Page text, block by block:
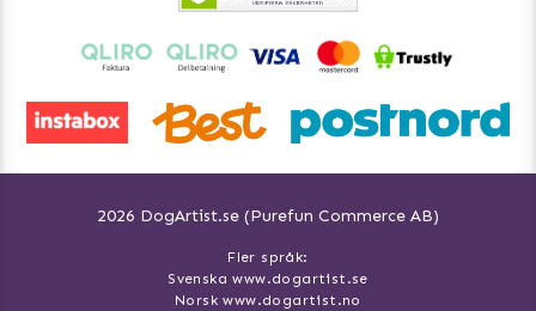
2026 DogArtist.se (Purefun Commerce AB)
Fler språk:
Svenska www.dogartist.se
Norsk www.dogartist.no